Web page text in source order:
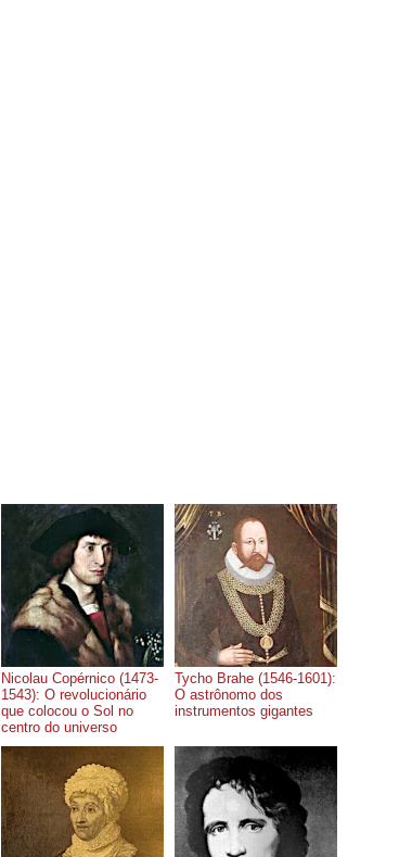
Nicolau Copérnico (1473-
1543): O revolucionário
que colocou o Sol no
centro do universo
Tycho Brahe (1546-1601):
O astrônomo dos
instrumentos gigantes